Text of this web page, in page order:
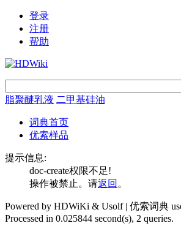
登录
注册
帮助
脂聚醚乳液 二甲基硅油
词典首页
优索样品
提示信息:
doc-create权限不足!
操作被禁止。请返回 。
Powered by HDWiKi & Usolf | 优索词典
Processed in 0.025844 second(s), 2 queries.